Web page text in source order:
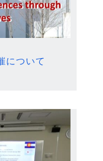
について